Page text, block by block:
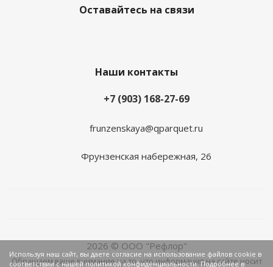
Оставайтесь на связи
Наши контакты
+7 (903) 168-27-69
frunzenskaya@qparquet.ru
Фрунзенская набережная, 26
2026 © ООО "Рефлор"
Обращаем ваше внимание на то, что информация на сайте носит
Используя наш сайт, вы даете согласие на использование файлов cookie в
соответствии с нашей политикой конфиденциальности. Подробнее в